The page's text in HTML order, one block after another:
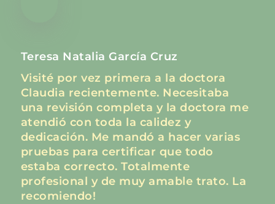
Teresa Natalia García Cruz
Visité por vez primera a la doctora
Claudia recientemente. Necesitaba
una revisión completa y la doctora me
atendió con toda la calidez y
dedicación. Me mandó a hacer varias
pruebas para certificar que todo
estaba correcto. Totalmente
profesional y de muy amable trato. La
recomiendo!